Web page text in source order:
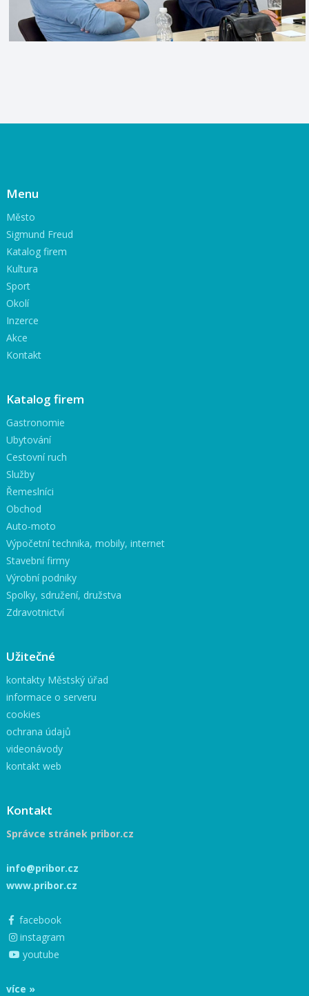
Menu
Město
Sigmund Freud
Katalog firem
Kultura
Sport
Okolí
Inzerce
Akce
Kontakt
Katalog firem
Gastronomie
Ubytování
Cestovní ruch
Služby
Řemeslníci
Obchod
Auto-moto
Výpočetní technika, mobily, internet
Stavební firmy
Výrobní podniky
Spolky, sdružení, družstva
Zdravotnictví
Užitečné
kontakty Městský úřad
informace o serveru
cookies
ochrana údajů
videonávody
kontakt web
Kontakt
Správce stránek pribor.cz
info@pribor.cz
www.pribor.cz
facebook
instagram
youtube
více »